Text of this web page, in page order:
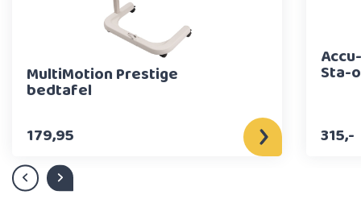
MultiMotion Prestige
bedtafel
179,95
Sta-
315,-